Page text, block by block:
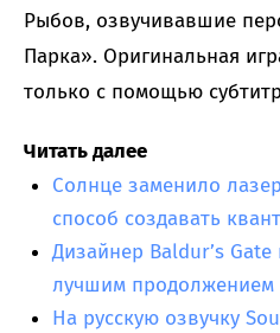
Рыбов, озвучивавшие
Парка». Оригинальная
только с помощью
Читать далее
Солнце заменило
способ создавать
Дизайнер Baldur’s
лучшим продолжением
На русскую озвучку